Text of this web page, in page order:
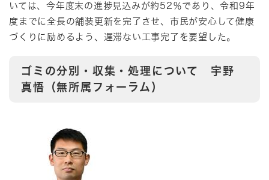
いては、今年度末の進捗見込みが約52％であり、令和9年
度までに全長の舗装更新を完了させ、市民が安心して健康
づくりに励めるよう、遅滞ない工事完了を要望した。
ゴミの分別・収集・処理について 宇野
真悟（無所属フォーラム）